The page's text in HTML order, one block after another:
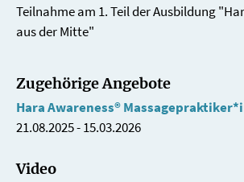
Teilnahme am 1. Teil der Ausbildung
aus der Mitte"
Zugehörige Angebote
Hara Awareness®
21.08.2025 - 15.03.2026
Video